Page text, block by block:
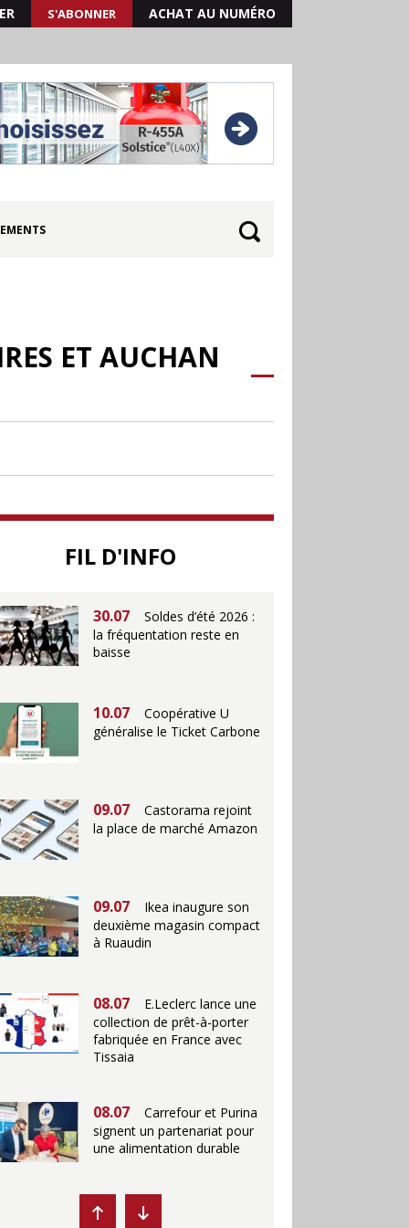
S'ABONNER ACHAT AU NUMÉRO
ET AUCHAN
FIL D'INFO
25.06
Action ouvre un
30.07
Soldes d’été 2026 :
la fréquentation reste en
baisse
10.07
Coopérative U
généralise le Ticket Carbone
09.07
Castorama rejoint
la place de marché Amazon
09.07
Ikea inaugure son
deuxième magasin compact
à Ruaudin
08.07
E.Leclerc lance une
collection de prêt-à-porter
fabriquée en France avec
Tissaia
08.07
Carrefour et Purina
signent un partenariat pour
une alimentation durable
07.07
Ikea propose des